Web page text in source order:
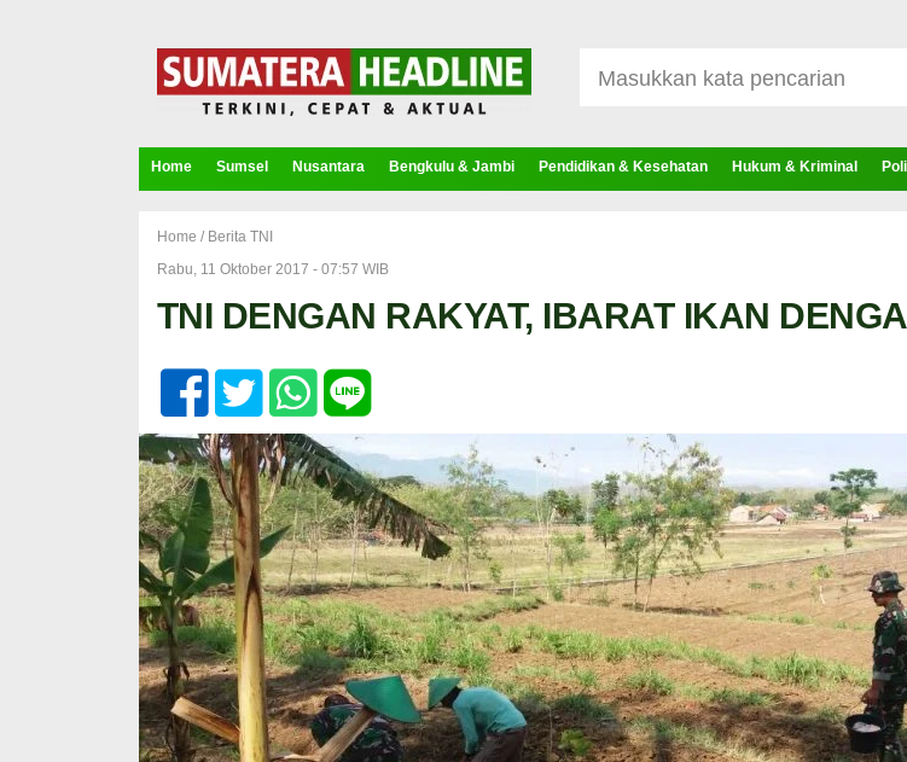
Home Sumsel Nusantara Bengkulu & Jambi Pendidikan & Kesehatan Hukum & Kriminal
Home / Berita TNI
Rabu, 11 Oktober 2017 - 07:57 WIB
TNI DENGAN RAKYAT, IBARAT IKAN